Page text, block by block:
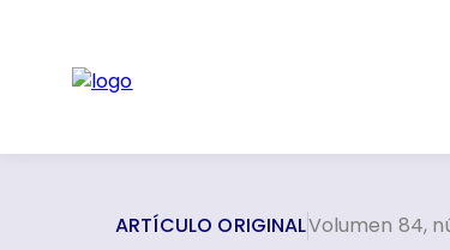
ARTÍCULO ORIGINALVolumen 84,